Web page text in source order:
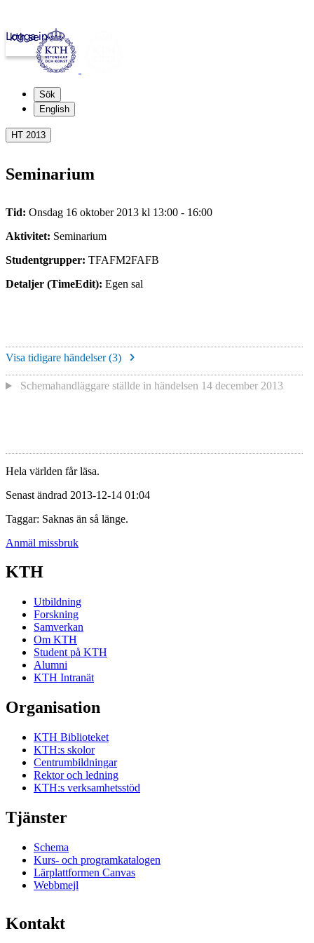
kth.se
Logga in
Sök
English
HT 2013
Seminarium
Tid: Onsdag 16 oktober 2013 kl 13:00 - 16:00
Aktivitet: Seminarium
Studentgrupper: TFAFM2FAFB
Detaljer (TimeEdit): Egen sal
Visa tidigare händelser (3)
Schemahandläggare ställde in händelsen 14 december 2013
Hela världen får läsa.
Senast ändrad 2013-12-14 01:04
Taggar: Saknas än så länge.
Anmäl missbruk
KTH
Utbildning
Forskning
Samverkan
Om KTH
Student på KTH
Alumni
KTH Intranät
Organisation
KTH Biblioteket
KTH:s skolor
Centrumbildningar
Rektor och ledning
KTH:s verksamhetsstöd
Tjänster
Schema
Kurs- och programkatalogen
Lärplattformen Canvas
Webbmejl
Kontakt